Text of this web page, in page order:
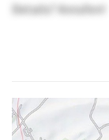
Details? Anrufen!